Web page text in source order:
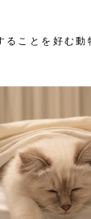
ることを好む動